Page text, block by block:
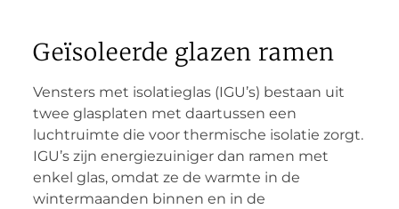
Geïsoleerde glazen ramen
Vensters met isolatieglas (IGU’s) bestaan uit
twee glasplaten met daartussen een
luchtruimte die voor thermische isolatie zorgt.
IGU’s zijn energiezuiniger dan ramen met
enkel glas, omdat ze de warmte in de
wintermaanden binnen en in de